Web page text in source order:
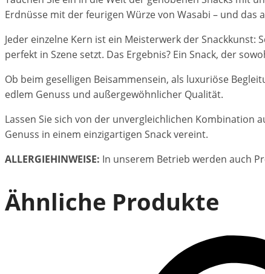
Erdnüsse mit der feurigen Würze von Wasabi – und
Jeder einzelne Kern ist ein Meisterwerk der
perfekt in Szene setzt. Das Ergebnis? Ein Snack, der
Ob beim geselligen Beisammensein, als luxuriöse
edlem Genuss und außergewöhnlicher Qualität.
Lassen Sie sich von der unvergleichlichen Kombination
Genuss in einem einzigartigen Snack vereint.
ALLERGIEHINWEISE: In unserem Betrieb werden auch
Ähnliche Produkte